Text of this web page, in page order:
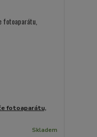
fotoaparátu,
Skladem